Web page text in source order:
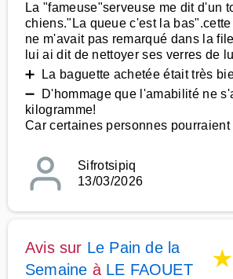
La "fameuse"serveuse me dit d'un
chiens."La queue c'est la
ne m'avait pas remarqué dans la
lui ai dit de nettoyer ses verres de
➕ La baguette achetée était très
➖ D'hommage que l'amabilité ne
kilogramme!
Car certaines personnes pourraient
Sifrotsipiq
13/03/2026
Avis sur Le Pain de la
Semaine à LE FAOUET ★